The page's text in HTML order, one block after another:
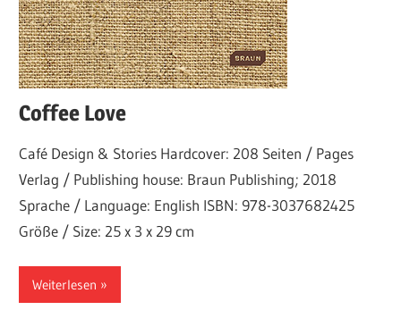
Coffee Love
Café Design & Stories Hardcover: 208 Seiten / Pages
Verlag / Publishing house: Braun Publishing; 2018
Sprache / Language: English ISBN: 978-3037682425
Größe / Size: 25 x 3 x 29 cm
Weiterlesen